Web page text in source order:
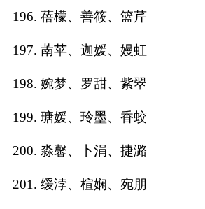
196. 蓓檬、善筱、篮芹
197. 萳苹、迦媛、嫚虹
198. 婉梦、罗甜、紫翠
199. 瑭媛、玲墨、香蛟
200. 淼馨、卜涓、捷潞
201. 缓浡、楦娴、宛朋